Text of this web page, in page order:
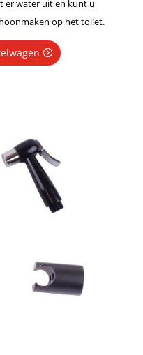
er water uit en kunt u
op het toilet.